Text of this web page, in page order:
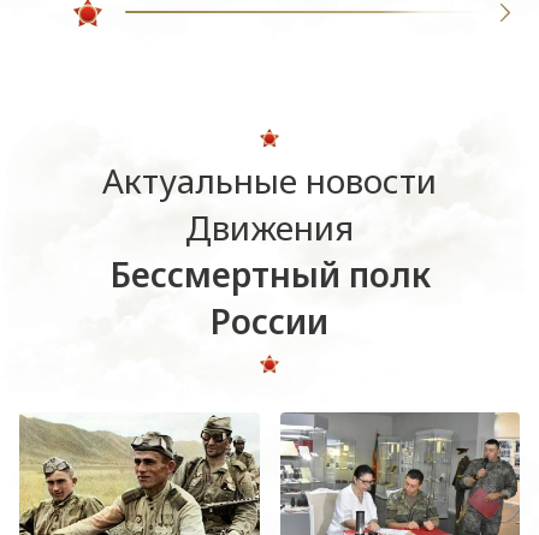
Актуальные новости
Движения
Бессмертный полк
России